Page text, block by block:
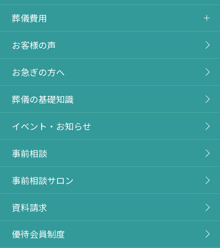
葬儀費用
お客様の声
お急ぎの方へ
葬儀の基礎知識
イベント・お知らせ
事前相談
事前相談サロン
資料請求
優待会員制度